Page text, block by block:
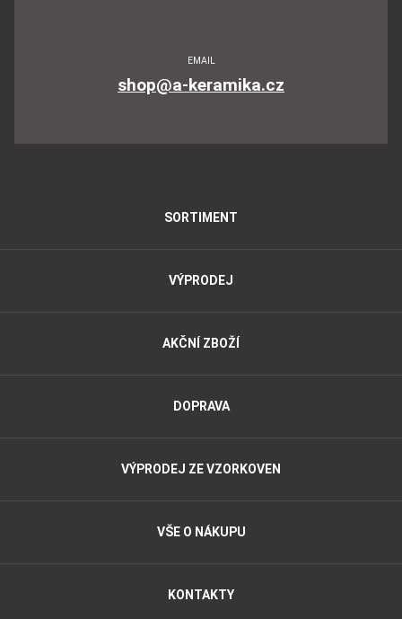
EMAIL
shop@a-keramika.cz
SORTIMENT
VÝPRODEJ
AKČNÍ ZBOŽÍ
DOPRAVA
VÝPRODEJ ZE VZORKOVEN
VŠE O NÁKUPU
KONTAKTY